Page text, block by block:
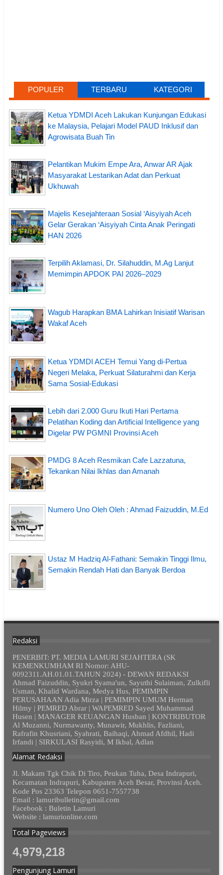
POPULER TERBARU KATEGORI
Ketua YDMDI Aceh Lakukan Kunjungan Edukasi
ke Malaysia, Pelajari Model PAUD Inklusif dan
Agrowisata Buah Tin
Pelantikan Mukim Empe Ara, Anwar AR Ajak
Masyarakat Lestarikan Adat dan Perkuat
Ukhuwah
Majelis Kesejahteraan Sosial ‘Aisyiyah Aceh
Gelar Gerakan ‘Aisyiyah Cinta Anak Peringati
HAN 2026
Terpilih Aklamasi, Dr. Silahuddin, M.Ag Lanjut
Memimpin APDOK PAI 2026–2029
Wagub Harapkan BMA Lahirkan Inisiatif Warisan
Wakaf Aceh
Ketua YDMDI ACEH Temui Yang di-Pertua
Negeri Melaka, Perkuat Silaturahmi dan Kerja
Sama Sosial-Edukasi
Lebih dari 2.000 Guru Ikuti Hari Pertama
Pelatihan Koding dan Artificial Intelligence yang
Digelar PW PGMNI Provinsi Aceh
PMDG 8 Aceh Resmikan Cafe Lazzatuna,
Tekankan Nilai Ikhlas dan Amanah
Numero Uno Oleh Oleh : Ahmad Faizuddin, M.Ed
Ustaz M Hadziq Al-Fathani: Semakin Tinggi Ilmu,
Semakin Rendah Hati dan Banyak Berdoa
Redaksi
PENERBIT: PT. MEDIA LAMURI SEJAHTERA (SK
KEMENKUMHAM RI Nomor: AHU-
0092311.AH.01.01.TAHUN 2024) - DEWAN REDAKSI
Ahmad Faizuddin, Syukri Syama'un, Sayuthi Sulaiman, Zulkifli
Usman, Khalid Wardana, Medya Hus, PEMIMPIN
PERUSAHAAN Adia Mirza | PEMIMPIN UMUM Herman
Hilmy | PEMRED Abrar | WAPEMRED Sayed Muhammad
Husen | MANAGER KEUANGAN Husban | KONTRIBUTOR
Al Muzanni, Nurmawanty, Munawir, Mukhlis, Fazliani,
Rafrafin Khusriani, Syahrati, Baihaqi, Ahmad Afdhil, Hadi
Irfandi | SIRKULASI Rasyidi, M Ikbal, Adlan
Alamat Redaksi
Jl. Makam Tgk Chik Di Tiro, Peukan Tuha, Desa Indrapuri,
Kecamatan Indrapuri, Kabupaten Aceh Besar, Provinsi Aceh.
Kode Pos 23363 Telepon 0651-7557738
Email : lamuribulletin@gmail.com
Facebook : Buletin Lamuri
Website : lamurionline.com
Total Pageviews
4,979,218
Pengunjung Lamuri